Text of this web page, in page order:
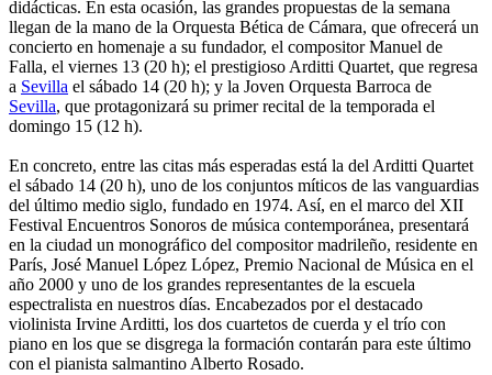
didácticas. En esta ocasión, las grandes propuestas de la semana
llegan de la mano de la Orquesta Bética de Cámara, que ofrecerá un
concierto en homenaje a su fundador, el compositor Manuel de
Falla, el viernes 13 (20 h); el prestigioso Arditti Quartet, que regresa
a Sevilla el sábado 14 (20 h); y la Joven Orquesta Barroca de
Sevilla, que protagonizará su primer recital de la temporada el
domingo 15 (12 h).
En concreto, entre las citas más esperadas está la del Arditti Quartet
el sábado 14 (20 h), uno de los conjuntos míticos de las vanguardias
del último medio siglo, fundado en 1974. Así, en el marco del XII
Festival Encuentros Sonoros de música contemporánea, presentará
en la ciudad un monográfico del compositor madrileño, residente en
París, José Manuel López López, Premio Nacional de Música en el
año 2000 y uno de los grandes representantes de la escuela
espectralista en nuestros días. Encabezados por el destacado
violinista Irvine Arditti, los dos cuartetos de cuerda y el trío con
piano en los que se disgrega la formación contarán para este último
con el pianista salmantino Alberto Rosado.